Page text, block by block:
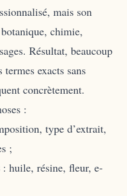
mais son
chimie,
Résultat, beaucoup
exacts sans
concrètement.
:
type d’extrait,
;
: huile, résine, fleur, e-